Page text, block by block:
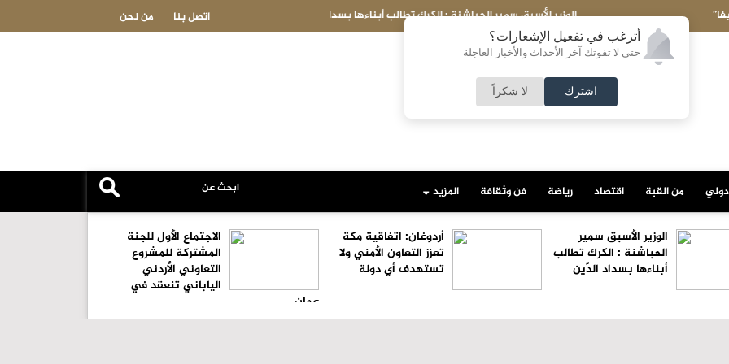
أترغب في تفعيل الإشعارات؟
حتى لا تفوتك آخر الأحداث والأخبار العاجلة
اشترك لا شكراً
سمير الحباشنة : الكرك تطالب أبناءها بسداد الدَّين راكان السعايدة يكتب: ماذا يعني إعلان الحلف الدفاعي الثلاثي..؟
من نحن اتصل بنا
من القبة اقتصاد رياضة فن وثقافة المزيد
الوزير الأسبق سمير
الحباشنة : الكرك تطالب
أبناءها بسداد الدَّين
أردوغان: اتفاقية مكة
تعزز التعاون الأمني ولا
تستهدف أي دولة
الاجتماع الأول للجنة
المشتركة للمشروع
التعاوني الأردني
الياباني تنعقد في
عمان